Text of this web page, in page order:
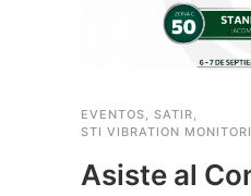
EVENTOS, SATIR,
STI VIBRATION
Asiste al